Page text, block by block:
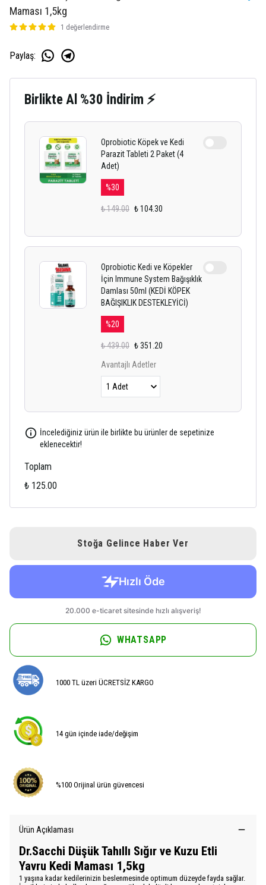
Maması 1,5kg
1 değerlendirme
Paylaş:
Birlikte Al %30 İndirim ⚡
Oprobiotic Köpek ve Kedi
Parazit Tableti 2 Paket (4
Adet)
%30
₺ 149.00 ₺ 104.30
Oprobiotic Kedi ve Köpekler
İçin Immune System Bağışıklık
Damlası 50ml (KEDİ KÖPEK
BAĞIŞIKLIK DESTEKLEYİCİ)
%20
₺ 439.00 ₺ 351.20
Avantajlı Adetler
İncelediğiniz ürün ile birlikte bu ürünler de sepetinize
eklenecektir!
Toplam
₺ 125.00
Stoğa Gelince Haber Ver
WHATSAPP
1000 TL üzeri ÜCRETSİZ KARGO
14 gün içinde iade/değişim
%100 Orijinal ürün güvencesi
Ürün Açıklaması
Dr.Sacchi Düşük Tahıllı Sığır ve Kuzu Etli
Yavru Kedi Maması 1,5kg
1 yaşına kadar kedilerinizin beslenmesinde optimum düzeyde fayda sağlar.